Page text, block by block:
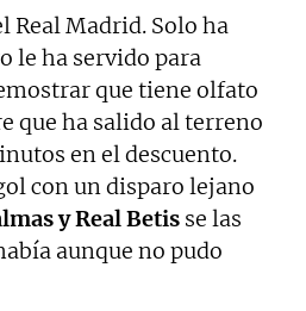
Real Madrid. Solo ha
le ha servido para
que tiene olfato
que ha salido al terreno
en el descuento.
con un disparo lejano
y Real Betis se las
aunque no pudo